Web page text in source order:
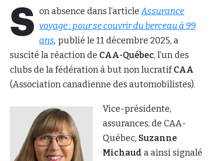
S on absence dans l’articleAssurance
voyage : pour se couvrir du berceau à 99
ans, publié le 11 décembre 2025, a
suscité la réaction de CAA-Québec, l’un des
clubs de la fédération à but non lucratifCAA
(Association canadienne des automobilistes).
Vice-présidente,
assurances, de CAA-
Québec, Suzanne
Michaud a ainsi signalé